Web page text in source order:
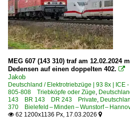
Straubing
Trier Hbf
Uelzen (Hundertwasser-
Unna
Vöhrum
Warnemünde
Wefensleben
Winsen (Luhe)
MEG 607 (143 310) traf am 12.02.2024
Dedensen auf einen doppelten 402. 
Jakob
Deutschland / Elektrotriebzüge | 93 8x | ICE
805-808 Triebköpfe oder Züge,
143 BR 143 DR 243 Private,
370 Bielefeld – Minden – Wunstorf –
 62 1200x1136 Px, 17.03.2026 